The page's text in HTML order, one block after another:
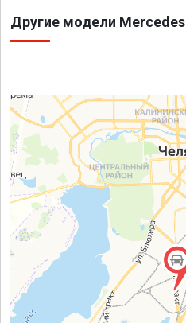
Другие модели Mercedes